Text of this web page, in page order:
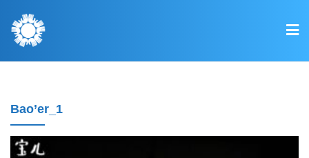
Bao’er_1